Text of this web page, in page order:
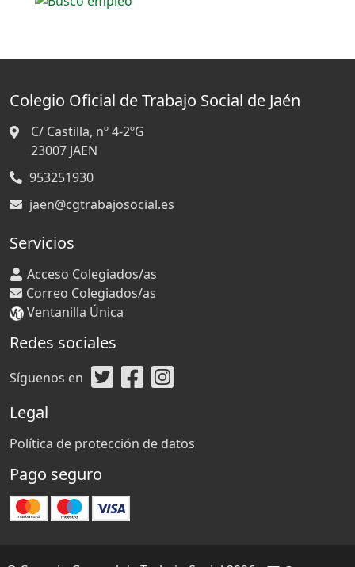
Colegio Oficial de Trabajo Social de Jaén
C/ Castilla, nº 4-2ºG
23007 JAEN
953251930
jaen@cgtrabajosocial.es
Servicios
Acceso Colegiados/as
Correo Colegiados/as
Ventanilla Única
Redes sociales
Síguenos en
Legal
Política de protección de datos
Pago seguro